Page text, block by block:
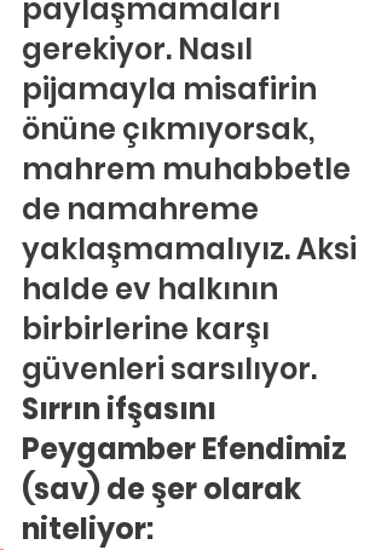
paylaşmamaları
gerekiyor. Nasıl
pijamayla misafirin
önüne çıkmıyorsak,
mahrem muhabbetle
de namahreme
yaklaşmamalıyız. Aksi
halde ev halkının
birbirlerine karşı
güvenleri sarsılıyor.
Sırrın ifşasını
Peygamber Efendimiz
(sav) de şer olarak
niteliyor: